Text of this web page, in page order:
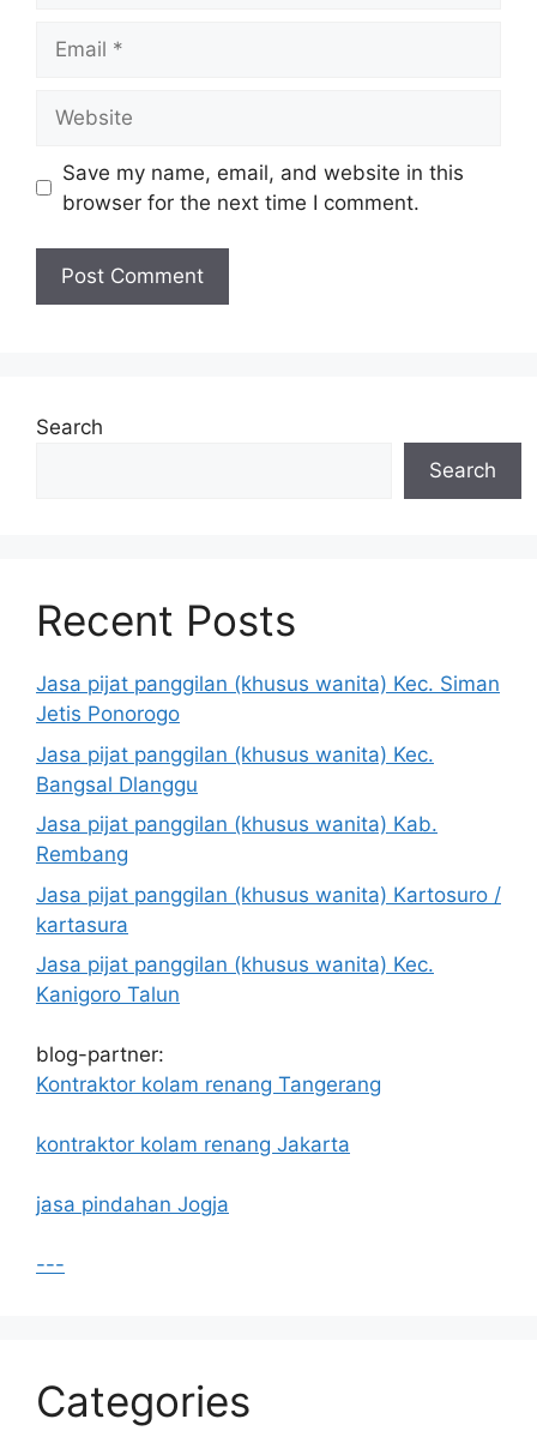
Save my name, email, and website in this
browser for the next time I comment.
Search
Search
Recent Posts
Jasa pijat panggilan (khusus wanita) Kec. Siman
Jetis Ponorogo
Jasa pijat panggilan (khusus wanita) Kec.
Bangsal Dlanggu
Jasa pijat panggilan (khusus wanita) Kab.
Rembang
Jasa pijat panggilan (khusus wanita) Kartosuro /
kartasura
Jasa pijat panggilan (khusus wanita) Kec.
Kanigoro Talun
blog-partner:
Kontraktor kolam renang Tangerang
kontraktor kolam renang Jakarta
jasa pindahan Jogja
---
Categories